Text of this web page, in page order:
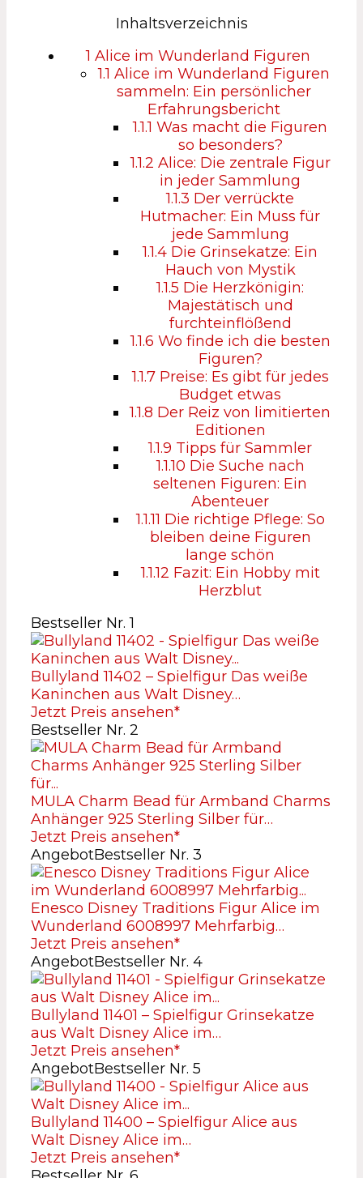
Inhaltsverzeichnis
1 Alice im Wunderland Figuren
1.1 Alice im Wunderland Figuren
sammeln: Ein persönlicher
Erfahrungsbericht
1.1.1 Was macht die Figuren
so besonders?
1.1.2 Alice: Die zentrale Figur
in jeder Sammlung
1.1.3 Der verrückte
Hutmacher: Ein Muss für
jede Sammlung
1.1.4 Die Grinsekatze: Ein
Hauch von Mystik
1.1.5 Die Herzkönigin:
Majestätisch und
furchteinflößend
1.1.6 Wo finde ich die besten
Figuren?
1.1.7Preise: Es gibt für jedes
Budget etwas
1.1.8 Der Reiz von limitierten
Editionen
1.1.9 Tipps für Sammler
1.1.10 Die Suche nach
seltenen Figuren: Ein
Abenteuer
1.1.11 Die richtige Pflege: So
bleiben deine Figuren
lange schön
1.1.12 Fazit: Ein Hobby mit
Herzblut
Bestseller Nr. 1
Bullyland 11402 – Spielfigur Das weiße
Kaninchen aus Walt Disney…
Jetzt Preis ansehen*
Bestseller Nr. 2
MULA Charm Bead für Armband Charms
Anhänger 925 Sterling Silber für…
Jetzt Preis ansehen*
AngebotBestseller Nr. 3
Enesco Disney Traditions Figur Alice im
Wunderland 6008997 Mehrfarbig…
Jetzt Preis ansehen*
AngebotBestseller Nr. 4
Bullyland 11401 – Spielfigur Grinsekatze
aus Walt Disney Alice im…
Jetzt Preis ansehen*
AngebotBestseller Nr. 5
Bullyland 11400 – Spielfigur Alice aus
Walt Disney Alice im…
Jetzt Preis ansehen*